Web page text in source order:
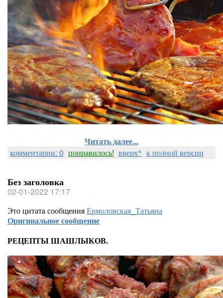
Читать далее...
комментарии: 0 понравилось! вверх^ к полной версии
Без заголовка
02-01-2022 17:17
Это цитата сообщенияЕрмоловская_Татьяна
Оригинальное сообщение
РЕЦЕПТЫ ШАШЛЫКОВ.